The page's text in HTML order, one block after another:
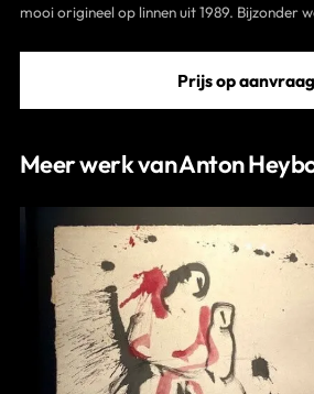
mooi origineel op linnen uit 1989. Bijzonder
Prijs op aanvraag
Meer werk van Anton